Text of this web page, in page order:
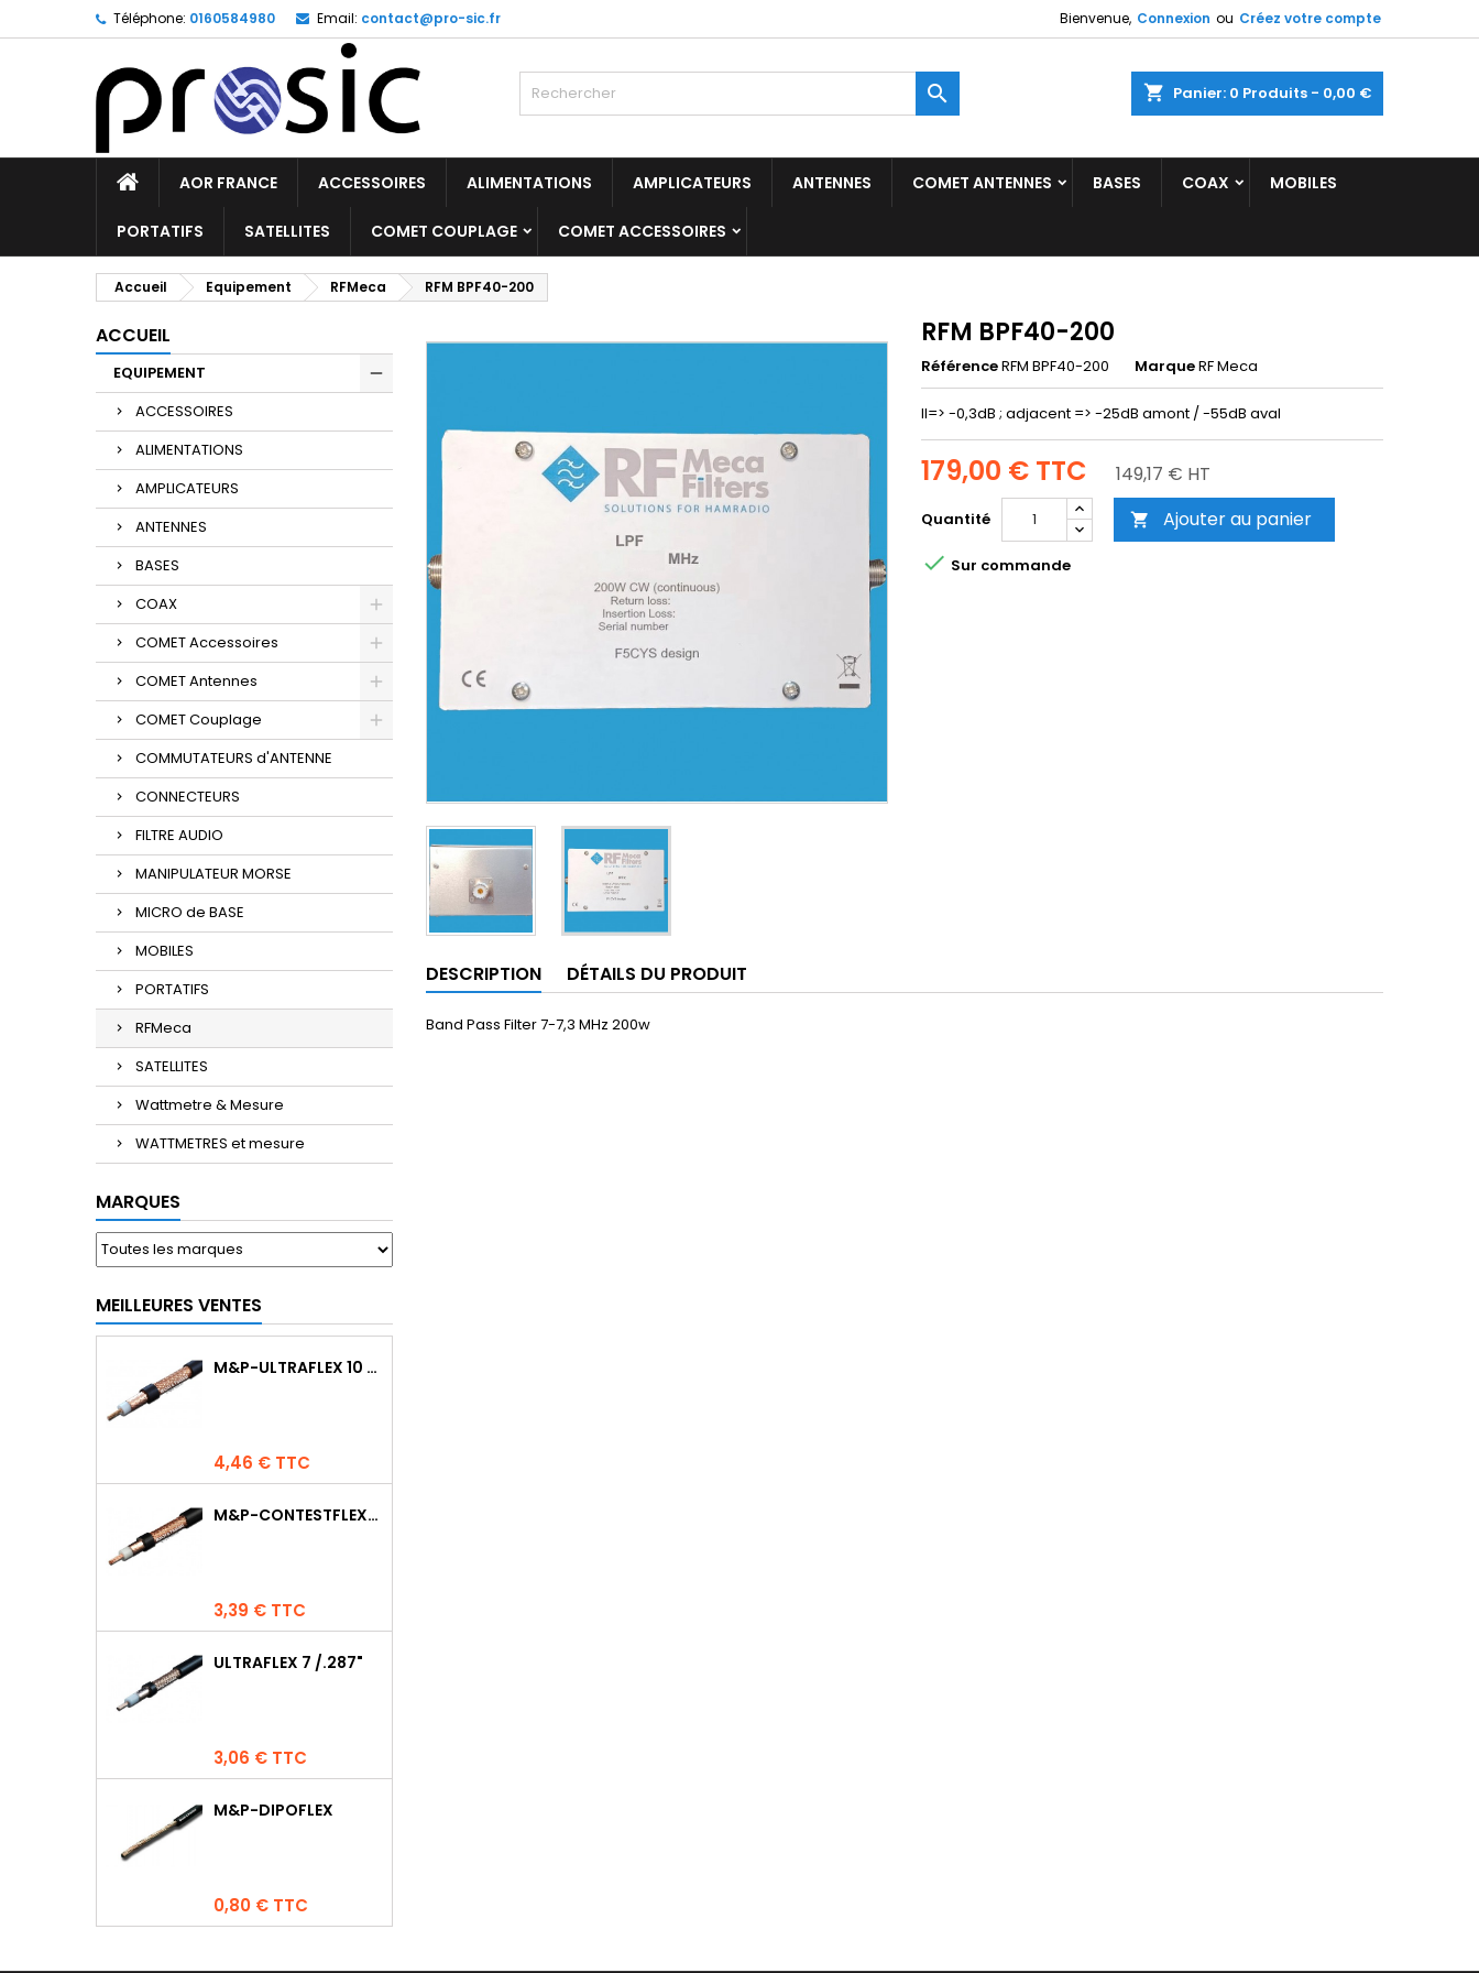
Téléphone: 0160584980 Email: contact@pro-sic.fr Bienvenue, Connexion ou Créez votre compte
shopping_cart Panier: 0 Produits - 0,00 €

AOR FRANCE ACCESSOIRES ALIMENTATIONS AMPLICATEURS ANTENNES COMET ANTENNES BASES COAX MOBILES
PORTATIFS SATELLITES COMET COUPLAGE COMET ACCESSOIRES
Accueil Equipement RFMeca RFM BPF40-200
ACCUEIL
EQUIPEMENT
ACCESSOIRES
ALIMENTATIONS
AMPLICATEURS
ANTENNES
BASES
COAX
COMET Accessoires
COMET Antennes
COMET Couplage
COMMUTATEURS d'ANTENNE
CONNECTEURS
FILTRE AUDIO
MANIPULATEUR MORSE
MICRO de BASE
MOBILES
PORTATIFS
RFMeca
SATELLITES
Wattmetre & Mesure
WATTMETRES et mesure
MARQUES
MEILLEURES VENTES
M&P-ULTRAFLEX 10 COMPETITION
Prix
4,46 € TTC
M&P-CONTESTFLEX10
Prix
3,39 € TTC
ULTRAFLEX 7 /.287"
Prix
3,06 € TTC
M&P-DIPOFLEX
Prix
0,80 € TTC
RFM BPF40-200
RéférenceRFM BPF40-200 MarqueRF Meca
Il=> -0,3dB ; adjacent => -25dB amont / -55dB aval
179,00 € TTC 149,17 € HT
Quantité  Ajouter au panier
 Sur commande
DESCRIPTION DÉTAILS DU PRODUIT
Band Pass Filter 7-7,3 MHz 200w